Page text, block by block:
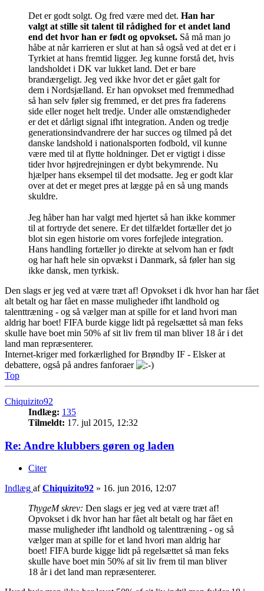
Det er godt solgt. Og fred være med det. Han har
valgt at stille sit talent til rådighed for et andet land
end det hvor han er født og opvokset. Så må man jo
håbe at når karrieren er slut at han så også ved at det er i
Tyrkiet at hans fremtid ligger. Jeg kunne forstå det, hvis
landsholdet i DK var lukket land. Det er bare
brandærgeligt. Jeg ved ikke hvor det er gået galt for
dem i Nordsjælland. Er han opvokset med fremmedhad
så han selv føler sig fremmed, er det pres fra faderens
side eller noget helt tredje. Under alle omstændigheder
er det et dårligt signal ifht integration. Anden og tredje
generationsindvandrere der har succes og tilmed på det
danske landshold i nationalsporten fodbold, vil kunne
være med til at flytte holdninger. Det er vigtigt i disse
tider hvor højredrejningen er dybt bekymrende. Nu
hjælper hans eksempel til det modsatte. Jeg er godt klar
over at det er meget pres at lægge på en så ung mands
skuldre.
Jeg håber han har valgt med hjertet så han ikke kommer
til at fortryde det senere. Er det tilfældet fortæller det jo
blot sin egen historie om vores forfejlede integration.
Hans handling fortæller jo direkte at selvom han er født
og har haft hele sin opvækst i Danmark, så føler han sig
ikke dansk, men tyrkisk.
Den slags er jeg ved at være træt af! Opvokset i dk hvor han har fået
alt betalt og har fået en masse muligheder ifht landhold og
talenttræning - og så vælger man at spille for et land hvori man
aldrig har boet! FIFA burde kigge lidt på regelsættet så man feks
skulle have boet min 50% af sit liv frem til man bliver 18 år i det
land man repræsenterer.
Internet-kriger med forkærlighed for Brøndby IF - Elsker at
debattere, også på andres fanforaer
Top
Chiquizito92
Indlæg: 135
Tilmeldt: 17. jul 2015, 12:32
Re: Andre klubbers gøren og laden
Citer
Indlæg afChiquizito92 » 16. jun 2016, 12:07
ThygeM skrev: Den slags er jeg ved at være træt af!
Opvokset i dk hvor han har fået alt betalt og har fået en
masse muligheder ifht landhold og talenttræning - og så
vælger man at spille for et land hvori man aldrig har
boet! FIFA burde kigge lidt på regelsættet så man feks
skulle have boet min 50% af sit liv frem til man bliver
18 år i det land man repræsenterer.